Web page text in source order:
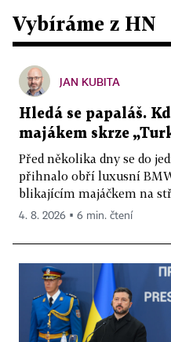
Vybíráme z HN
JAN KUBITA
Hledá se papaláš.
majákem skrze
Před několika dny se do
přihnalo obří luxusní
blikajícím majáčkem na
4. 8. 2026 ▪ 6 min. čtení